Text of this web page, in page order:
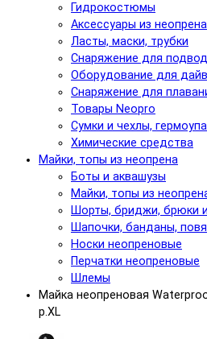
Гидрокостюмы
Аксессуары из неопрена
Ласты, маски, трубки
Снаряжение для
Оборудование для
Снаряжение для
Товары Neopro
Сумки и чехлы,
Химические средства
Майки, топы из неопрена
Боты и аквашузы
Майки, топы из
Шорты, бриджи, брюки
Шапочки, банданы,
Носки неопреновые
Перчатки неопреновые
Шлемы
Майка неопреновая
р.XL